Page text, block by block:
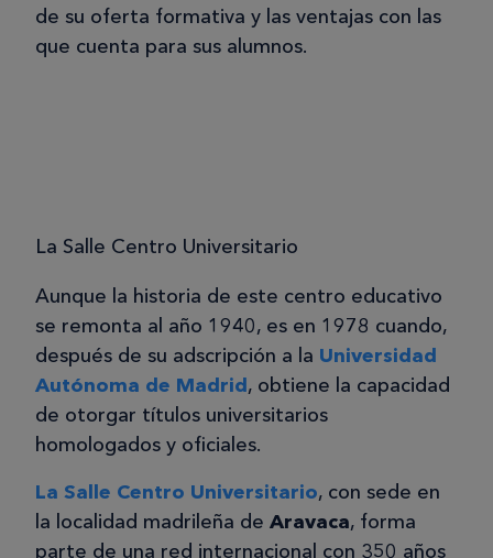
de su oferta formativa y las ventajas con las
que cuenta para sus alumnos.
La Salle Centro Universitario
Aunque la historia de este centro educativo
se remonta al año 1940, es en 1978 cuando,
después de su adscripción a la Universidad
Autónoma de Madrid, obtiene la capacidad
de otorgar títulos universitarios
homologados y oficiales.
La Salle Centro Universitario, con sede en
la localidad madrileña de Aravaca, forma
parte de una red internacional con 350 años